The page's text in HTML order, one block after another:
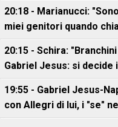
20:18 - Marianucci:
miei genitori quando
20:15 - Schira:
Gabriel Jesus: si
19:55 - Gabriel Jesus-
con Allegri di lui, i "se"